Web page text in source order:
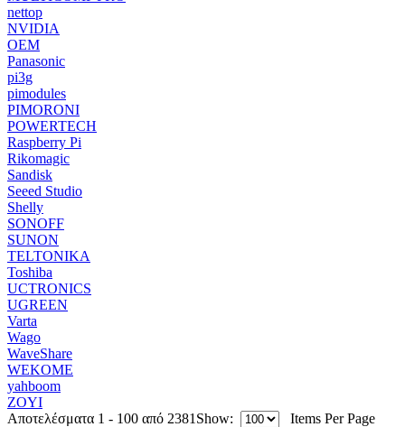
nettop
NVIDIA
OEM
Panasonic
pi3g
pimodules
PIMORONI
POWERTECH
Raspberry Pi
Rikomagic
Sandisk
Seeed Studio
Shelly
SONOFF
SUNON
TELTONIKA
Toshiba
UCTRONICS
UGREEN
Varta
Wago
WaveShare
WEKOME
yahboom
ZOYI
Αποτελέσματα 1 - 100 από 2381 Show: Items Per Page